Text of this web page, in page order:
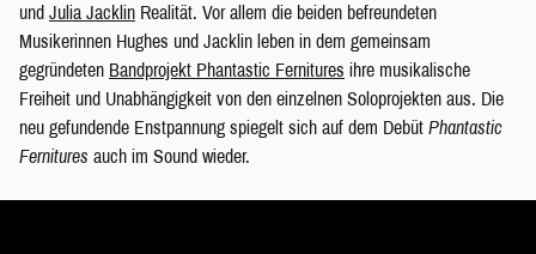
und Julia Jacklin Realität. Vor allem die beiden befreundeten
Musikerinnen Hughes und Jacklin leben in dem gemeinsam
gegründeten Bandprojekt Phantastic Fernitures ihre musikalische
Freiheit und Unabhängigkeit von den einzelnen Soloprojekten aus. Die
neu gefundende Enstpannung spiegelt sich auf dem Debüt Phantastic
Fernitures auch im Sound wieder.